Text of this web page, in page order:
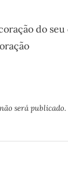
do
será publicado.